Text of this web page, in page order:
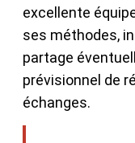
excellente
ses méthodes,
partage
prévisionnel de
échanges.